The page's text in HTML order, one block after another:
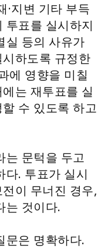
·지변 기타 부득
투표를 실시하지
실 등의 사유가
하도록 규정한
에 영향을 미칠
는 재투표를 실
수 있도록 하고
는 문턱을 두고
다. 투표가 실시
이 무너진 경우,
는 것이다.
문은 명확하다.